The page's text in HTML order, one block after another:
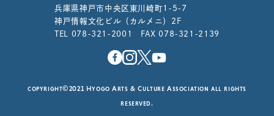
兵庫県神戸市中央区東川崎町1-5-7
神戸情報文化ビル（カルメニ）2F
TEL 078-321-2001 FAX 078-321-2139
copyright©2021 Hyogo Arts & Culture Association all rights
reserved.